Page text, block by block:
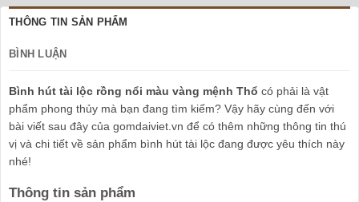
THÔNG TIN SẢN PHẨM
BÌNH LUẬN
Bình hút tài lộc rồng nổi màu vàng mệnh Thổ có phải là vật
phẩm phong thủy mà bạn đang tìm kiếm? Vậy hãy cùng đến với
bài viết sau đây của gomdaiviet.vn để có thêm những thông tin thú
vị và chi tiết về sản phẩm bình hút tài lộc đang được yêu thích này
nhé!
Thông tin sản phẩm